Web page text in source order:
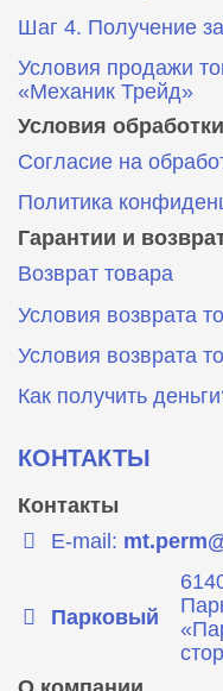
Шаг 4. Получение
Условия продажи
«Механик Трейд»
Условия
Согласие на
Политика
Гарантии и
Возврат товара
Условия возврата
Условия возврата
Как получить
КОНТАКТЫ
Контакты
E-mail:
Парковый